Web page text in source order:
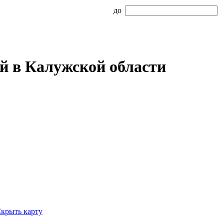
до
в Калужской области
карту